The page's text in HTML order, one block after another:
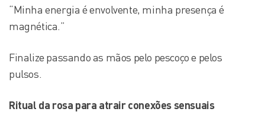
“Minha energia é envolvente, minha presença é
magnética.”
Finalize passando as mãos pelo pescoço e pelos
pulsos.
Ritual da rosa para atrair conexões sensuais